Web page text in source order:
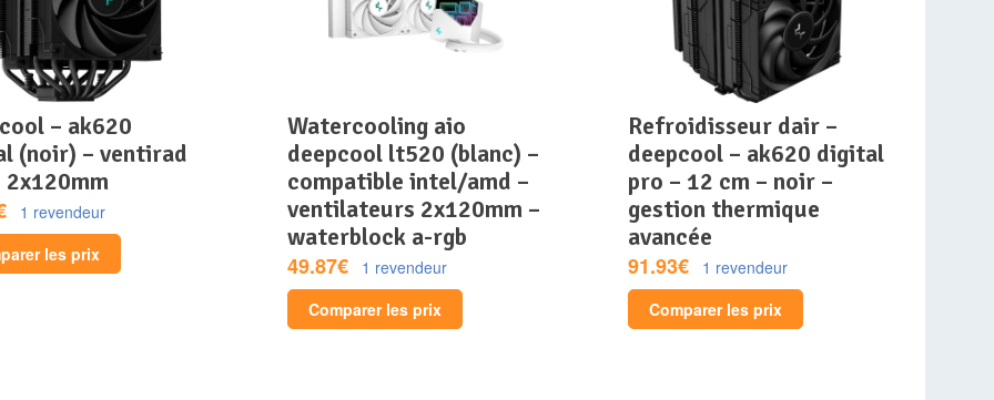
(noir) – ventirad
2x120mm
1 revendeur
les prix
watercooling aio
deepcool lt520 (blanc) –
compatible intel/amd –
ventilateurs 2x120mm –
waterblock a-rgb
49.87€
1 revendeur
Comparer les prix
refroidisseur dair –
deepcool – ak620 digital
pro – 12 cm – noir –
gestion thermique
avancée
91.93€
1 revendeur
Comparer les prix